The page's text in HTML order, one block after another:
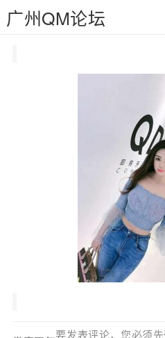
广州QM论坛
要发表评论，您必须先